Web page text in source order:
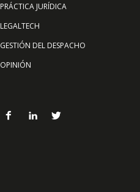
PRÁCTICA JURÍDICA
LEGALTECH
GESTIÓN DEL DESPACHO
OPINIÓN